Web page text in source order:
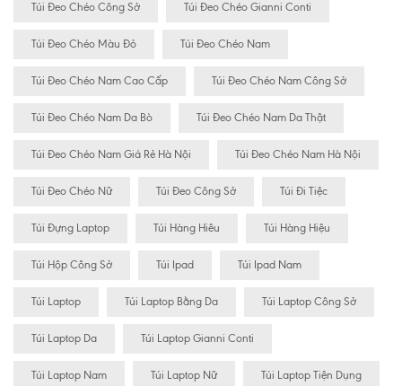
Túi Đeo Chéo Công Sở Túi Đeo Chéo Gianni Conti
Túi Đeo Chéo Màu Đỏ Túi Đeo Chéo Nam
Túi Đeo Chéo Nam Cao Cấp Túi Đeo Chéo Nam Công Sở
Túi Đeo Chéo Nam Da Bò Túi Đeo Chéo Nam Da Thật
Túi Đeo Chéo Nam Giá Rẻ Hà Nội Túi Đeo Chéo Nam Hà Nội
Túi Đeo Chéo Nữ Túi Đeo Công Sở Túi Đi Tiệc
Túi Đựng Laptop Túi Hàng Hiêu Túi Hàng Hiệu
Túi Hộp Công Sở Túi Ipad Túi Ipad Nam
Túi Laptop Túi Laptop Bằng Da Túi Laptop Công Sở
Túi Laptop Da Túi Laptop Gianni Conti
Túi Laptop Nam Túi Laptop Nữ Túi Laptop Tiện Dụng